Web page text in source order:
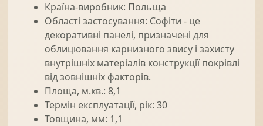
Країна-виробник: Польща
Області застосування: Софіти - це
декоративні панелі, призначені для
облицювання карнизного звису і захисту
внутрішніх матеріалів конструкції покрівлі
від зовнішніх факторів.
Площа, м.кв.: 8,1
Термін експлуатації, рік: 30
Товщина, мм: 1,1